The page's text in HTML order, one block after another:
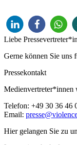
Liebe
Gerne können Sie uns
Pressekontakt
Medienvertreter*innen
Telefon: +49 30 36 46
Email:
Hier gelangen Sie zu